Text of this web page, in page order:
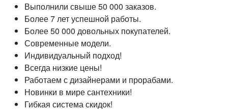
Выполнили свыше 50 000 заказов.
Более 7 лет успешной работы.
Более 50 000 довольных покупателей.
Современные модели.
Индивидуальный подход!
Всегда низкие цены!
Работаем с дизайнерами и прорабами.
Новинки в мире сантехники!
Гибкая система скидок!